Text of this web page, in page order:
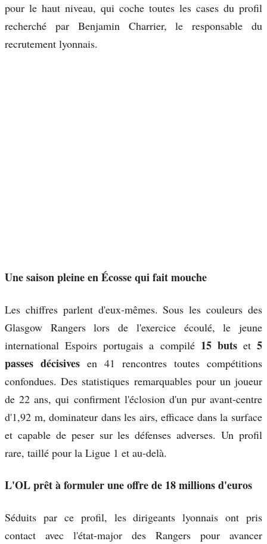
pour le haut niveau, qui coche toutes les cases du profil
recherché par Benjamin Charrier, le responsable du
recrutement lyonnais.
Une saison pleine en Écosse qui fait mouche
Les chiffres parlent d'eux-mêmes. Sous les couleurs des
Glasgow Rangers lors de l'exercice écoulé, le jeune
international Espoirs portugais a compilé 15 butset5
passes décisives en 41 rencontres toutes compétitions
confondues. Des statistiques remarquables pour un joueur
de 22 ans, qui confirment l'éclosion d'un pur avant-centre
d'1,92 m, dominateur dans les airs, efficace dans la surface
et capable de peser sur les défenses adverses. Un profil
rare, taillé pour la Ligue 1 et au-delà.
L'OL prêt à formuler une offre de 18 millions d'euros
Séduits par ce profil, les dirigeants lyonnais ont pris
contact avec l'état-major des Rangers pour avancer